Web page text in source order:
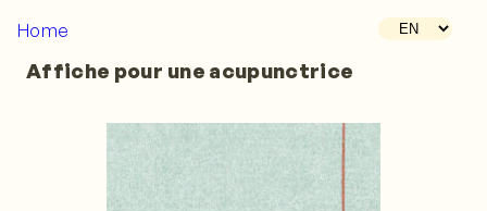
Home
Affiche pour une acupunctrice